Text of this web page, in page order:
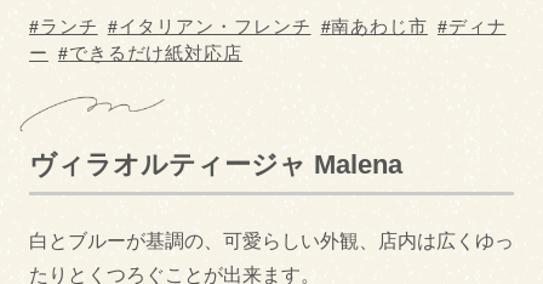
ランチ イタリアン・フレンチ 南あわじ市
ディナ
ー
できるだけ紙対応店
ヴィラオルティージャ Malena
白とブルーが基調の、可愛らしい外観、店内は広くゆっ
たりとくつろぐことが出来ます。
チ
カフェ・スイーツ
カレー